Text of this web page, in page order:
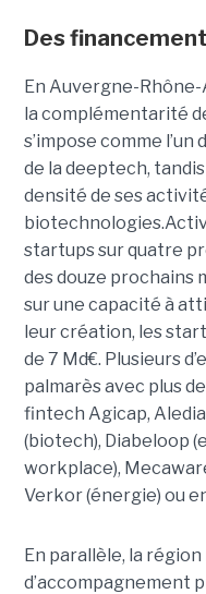
Des
En Auvergne-
la complémentarité
s’impose comme
de la deeptech,
densité de ses
startups sur quatre
des douze prochains
sur une capacité à
leur création, les
de 7 Md€. Plusieurs
palmarès avec plus
fintech Agicap,
(biotech), Diabeloop
workplace),
Verkor (énergie) ou
En parallèle, la
d’accompagnement